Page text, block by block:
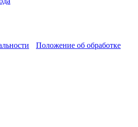
Положение об обработке